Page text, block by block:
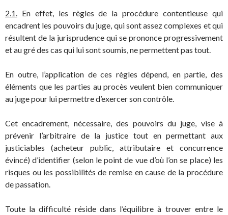
2.1. En effet, les règles de la procédure contentieuse qui
encadrent les pouvoirs du juge, qui sont assez complexes et qui
résultent de la jurisprudence qui se prononce progressivement
et au gré des cas qui lui sont soumis, ne permettent pas tout.
En outre, l’application de ces règles dépend, en partie, des
éléments que les parties au procès veulent bien communiquer
au juge pour lui permettre d’exercer son contrôle.
Cet encadrement, nécessaire, des pouvoirs du juge, vise à
prévenir l’arbitraire de la justice tout en permettant aux
justiciables (acheteur public, attributaire et concurrence
évincé) d’identifier (selon le point de vue d’où l’on se place) les
risques ou les possibilités de remise en cause de la procédure
de passation.
Toute la difficulté réside dans l’équilibre à trouver entre le